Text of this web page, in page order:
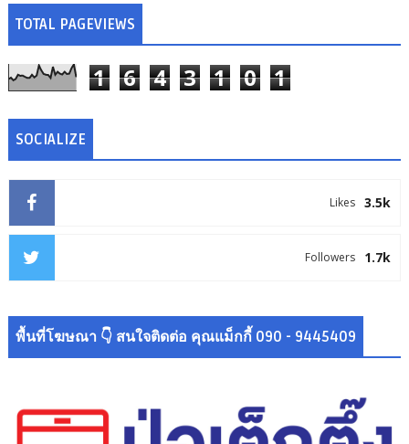
TOTAL PAGEVIEWS
1 6 4 3 1 0 1
SOCIALIZE
3.5k
Likes
1.7k
Followers
พื้นที่โฆษณา 👇 สนใจติดต่อ คุณแม็กกี้ 090 - 9445409